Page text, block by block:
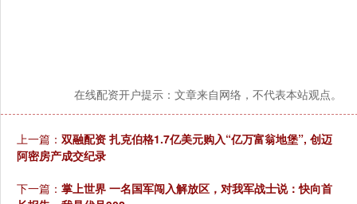
在线配资开户提示：文章来自网络，不代表本站观点。
上一篇： 双融配资 扎克伯格1.7亿美元购入“亿万富翁地堡”, 创迈
阿密房产成交纪录
下一篇： 掌上世界 一名国军闯入解放区，对我军战士说：快向首